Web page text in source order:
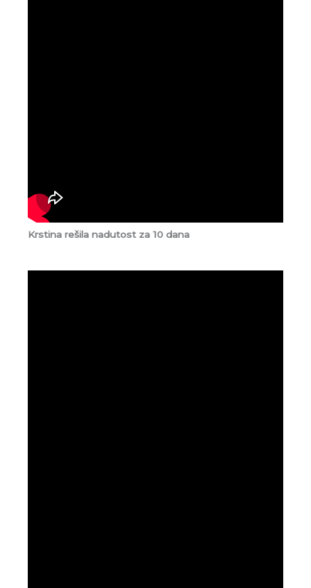
Krstina rešila nadutost za 10 dana